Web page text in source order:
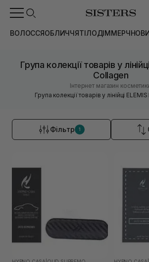
ВОЛОССЯОБЛИЧЧЯТІЛОДІММЕРЧ
Група колекції товарів у
Collagen
Інтернет магазин
Група колекції товарів у лінійці
Фільтр 1